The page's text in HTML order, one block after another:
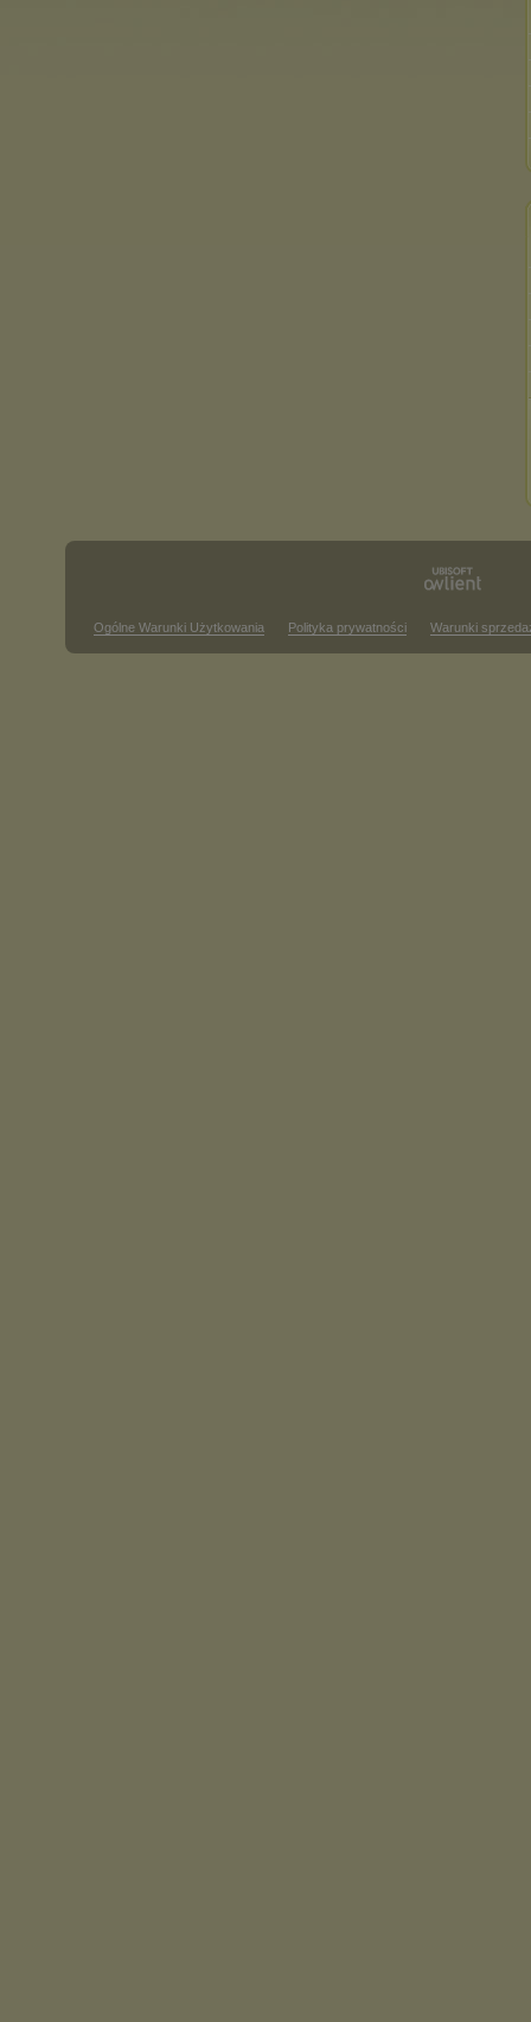
Ogólne Warunki Użytkowania Polityka prywatności Warunki